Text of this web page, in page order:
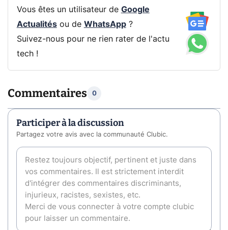
Vous êtes un utilisateur de Google
Actualitésou de WhatsApp?
Suivez-nous pour ne rien rater de l'actu
tech !
Commentaires 0
Participer à la discussion
Partagez votre avis avec la communauté Clubic.